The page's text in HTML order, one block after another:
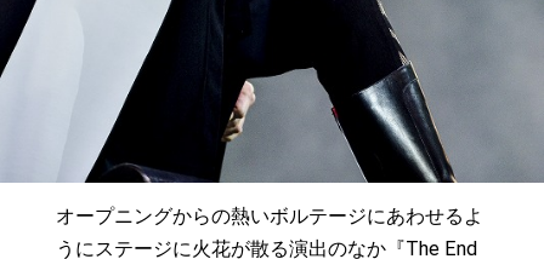
オープニングからの熱いボルテージにあわせるよ
うにステージに火花が散る演出のなか『The End